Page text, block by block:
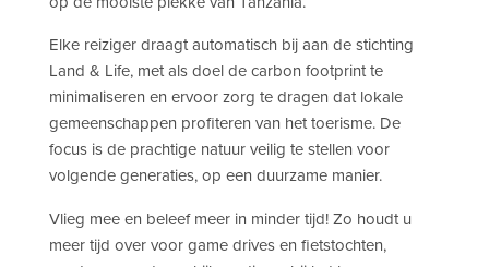
Elke reiziger draagt automatisch bij aan de stichting
Land & Life, met als doel de carbon footprint te
minimaliseren en ervoor zorg te dragen dat lokale
gemeenschappen profiteren van het toerisme. De
focus is de prachtige natuur veilig te stellen voor
volgende generaties, op een duurzame manier.
Vlieg mee en beleef meer in minder tijd! Zo houdt u
meer tijd over voor game drives en fietstochten,